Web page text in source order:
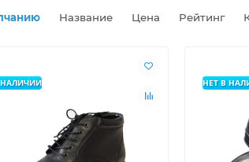
противоскользящие подошвы
преимуществом мужской осенней
стилями одежды – от делового
стильным и модным в любой ситуации,
искусством стиля и защититесь от
Название Цена Рейтинг
НАЛИЧИИ НЕТ В